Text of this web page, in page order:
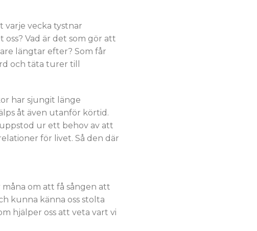
varje vecka tystnar
Vad är det som gör att
längtar efter? Som får
och täta turer till
har sjungit länge
åt även utanför körtid.
ur ett behov av att
för livet. Så den där
om att få sången att
kunna känna oss stolta
hjälper oss att veta vart vi